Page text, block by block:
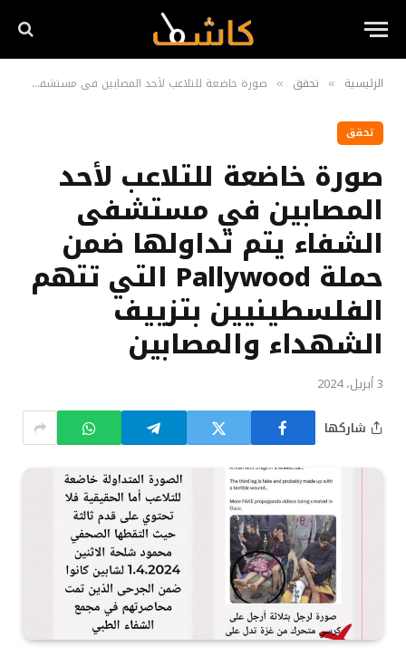
الرئيسية » تحقق » صورة خاضعة للتلاعب لأحد المصابين في مستشفى الشفاء يتم تداولها ضمن حملة Pallywood التي تتهم الفلسطينيين بتزييف الشهداء والمصابين
تحقق
صورة خاضعة للتلاعب لأحد
المصابين في مستشفى
الشفاء يتم تداولها ضمن
حملة Pallywood التي تتهم
الفلسطينيين بتزييف
الشهداء والمصابين
3 أبريل، 2024
شاركها